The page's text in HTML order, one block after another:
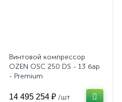
Винтовой компрессор
OZEN OSC 250 DS - 13 бар
- Premium
14 495 254 ₽ /шт